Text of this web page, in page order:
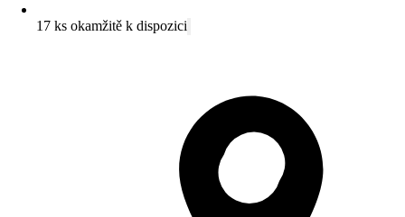
17 ks okamžitě k dispozici